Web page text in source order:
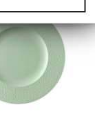
Medien,
Partner
mit
Ihrer